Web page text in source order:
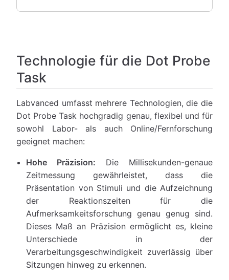
Technologie für die Dot Probe
Task
Labvanced umfasst mehrere Technologien, die die
Dot Probe Task hochgradig genau, flexibel und für
sowohl Labor- als auch Online/Fernforschung
geeignet machen:
Hohe Präzision: Die Millisekunden-genaue
Zeitmessung gewährleistet, dass die
Präsentation von Stimuli und die Aufzeichnung
der Reaktionszeiten für die
Aufmerksamkeitsforschung genau genug sind.
Dieses Maß an Präzision ermöglicht es, kleine
Unterschiede in der
Verarbeitungsgeschwindigkeit zuverlässig über
Sitzungen hinweg zu erkennen.